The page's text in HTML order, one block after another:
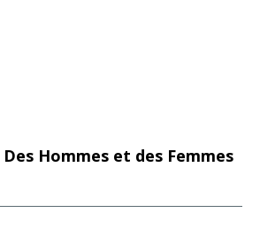
Des Hommes et des Femmes